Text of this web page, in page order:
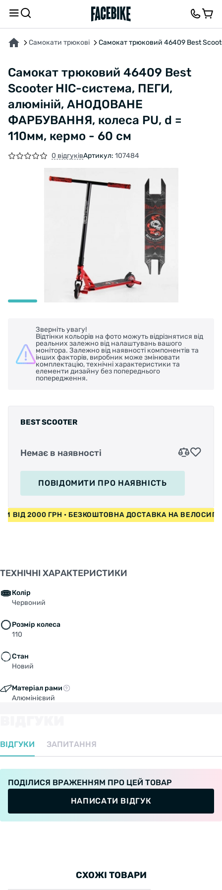
Самокати трюкові Самокат трюковий 46409 Best
Самокат трюковий 46409 Best
Scooter HIC-система, ПЕГИ,
алюміній, АНОДОВАНЕ
ФАРБУВАННЯ, колеса PU, d =
110мм, кермо - 60 см
0 відгуківАртикул: 107484
Зверніть увагу!
Відтінки кольорів на фото можуть відрізнятися від
реальних залежно від налаштувань вашого
монітора. Залежно від наявності компонентів та
інших факторів, виробник може змінювати
комплектацію, технічні характеристики та
елементи дизайну без попереднього
попередження.
BEST SCOOTER
Немає в наявності
ПОВІДОМИТИ ПРО НАЯВНІСТЬ
ВІД 2000 ГРН • БЕЗКОШТОВНА ДОСТАВКА НА
ТЕХНІЧНІ ХАРАКТЕРИСТИКИ
Колір
Червоний
Розмір колеса
110
Стан
Новий
Матеріал рами
Алюмінієвий
ВІДГУКИ ЗАПИТАННЯ
ПОДІЛИСЯ ВРАЖЕННЯМ ПРО ЦЕЙ ТОВАР
НАПИСАТИ ВІДГУК
ПРО ТОВАР ХАРАКТЕРИСТИКИВІДГУКИ ТА ЗАПИТАННЯ
СХОЖІ ТОВАРИ